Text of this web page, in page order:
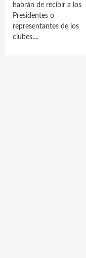
habrán de recibir a los
Presidentes o
representantes de los
clubes....